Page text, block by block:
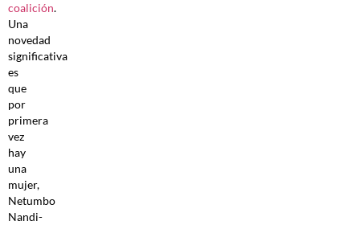
coalición.
Una
novedad
significativa
es
que
por
primera
vez
hay
una
mujer,
Netumbo
Nandi-